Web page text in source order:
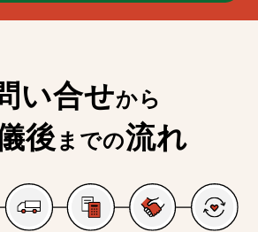
い合せから
後までの流れ